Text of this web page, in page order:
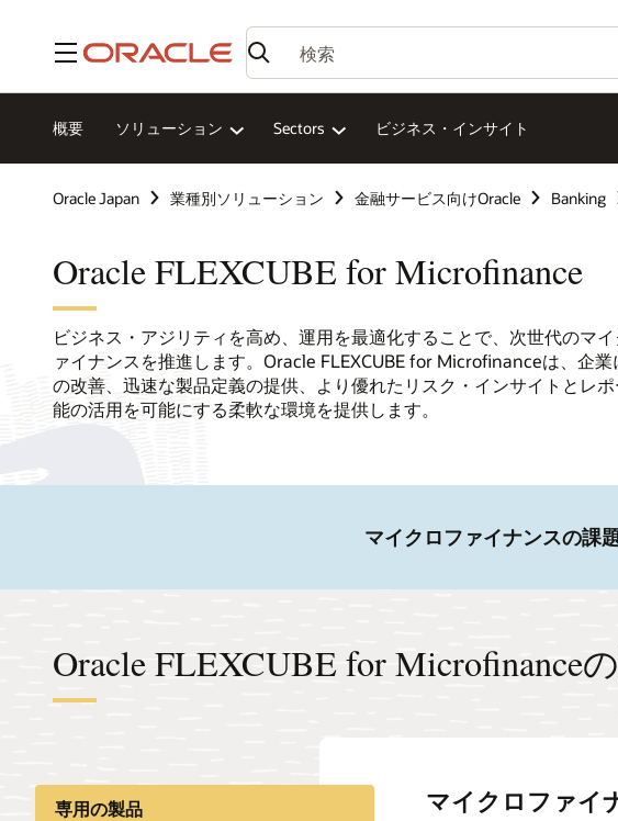
メニュー
概要 ソリューション Sectors ビジネス・インサイト
Oracle Japan 業種別ソリューション 金融サービス向けOracle Banking
Oracle FLEXCUBE for Microfinance
ビジネス・アジリティを高め、運用を最適化することで、次世代のマイ
ァイナンスを推進します。Oracle FLEXCUBE for Microfinanceは、企業
の改善、迅速な製品定義の提供、より優れたリスク・インサイトとレ
能の活用を可能にする柔軟な環境を提供します。
マイクロファイナンスの課
Oracle FLEXCUBE for Microfinance
専用の製品 マイクロファイ